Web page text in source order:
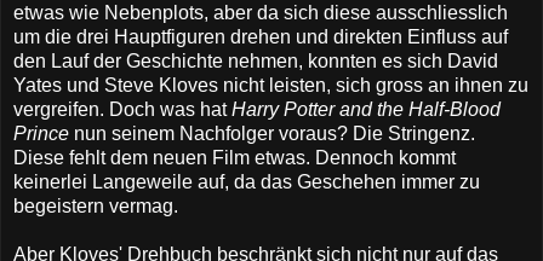
etwas wie Nebenplots, aber da sich diese ausschliesslich
um die drei Hauptfiguren drehen und direkten Einfluss auf
den Lauf der Geschichte nehmen, konnten es sich David
Yates und Steve Kloves nicht leisten, sich gross an ihnen zu
vergreifen. Doch was hatHarry Potter and the Half-Blood
Prince nun seinem Nachfolger voraus? Die Stringenz.
Diese fehlt dem neuen Film etwas. Dennoch kommt
keinerlei Langeweile auf, da das Geschehen immer zu
begeistern vermag.
Aber Kloves' Drehbuch beschränkt sich nicht nur auf das